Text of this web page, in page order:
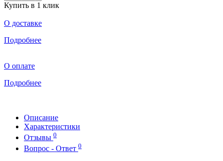
Купить в 1 клик
О доставке
Подробнее
О оплате
Подробнее
Описание
Характеристики
Отзывы 0
Вопрос - Ответ 0